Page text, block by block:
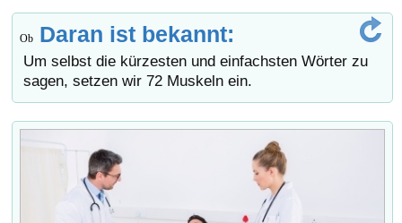
Ob Daran ist bekannt:
Um selbst die kürzesten und einfachsten Wörter zu
sagen, setzen wir 72 Muskeln ein.